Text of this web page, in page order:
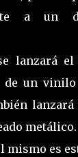
a un
lanzará el
de un
metálico.
mismo es